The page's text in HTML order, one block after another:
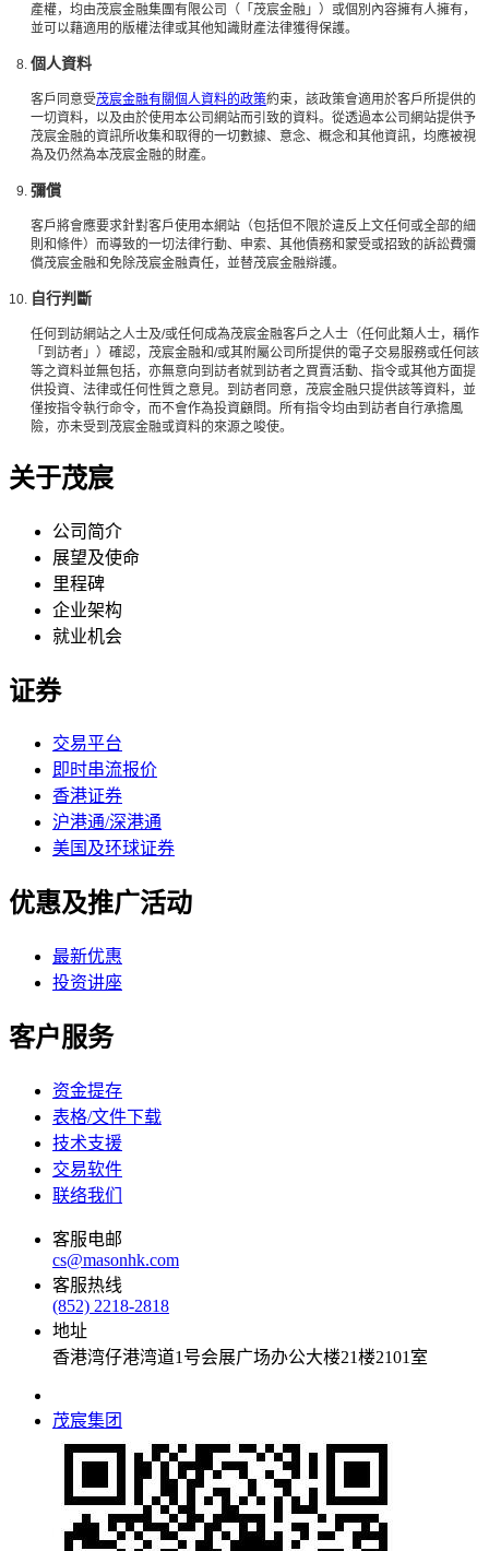
產權，均由茂宸金融集團有限公司（「茂宸金融」）或個別內容擁有人擁有，
並可以藉適用的版權法律或其他知識財產法律獲得保護。
個人資料
客戶同意受茂宸金融有關個人資料的政策約束，該政策會適用於客戶所提供的
一切資料，以及由於使用本公司網站而引致的資料。從透過本公司網站提供予
茂宸金融的資訊所收集和取得的一切數據、意念、概念和其他資訊，均應被視
為及仍然為本茂宸金融的財產。
彌償
客戶將會應要求針對客戶使用本網站（包括但不限於違反上文任何或全部的細
則和條件）而導致的一切法律行動、申索、其他債務和蒙受或招致的訴訟費彌
償茂宸金融和免除茂宸金融責任，並替茂宸金融辯護。
自行判斷
任何到訪網站之人士及/或任何成為茂宸金融客戶之人士（任何此類人士，稱作
「到訪者」）確認，茂宸金融和/或其附屬公司所提供的電子交易服務或任何該
等之資料並無包括，亦無意向到訪者就到訪者之買賣活動、指令或其他方面提
供投資、法律或任何性質之意見。到訪者同意，茂宸金融只提供該等資料，並
僅按指令執行命令，而不會作為投資顧問。所有指令均由到訪者自行承擔風
險，亦未受到茂宸金融或資料的來源之唆使。
关于茂宸
公司简介
展望及使命
里程碑
企业架构
就业机会
证券
交易平台
即时串流报价
香港证券
沪港通/深港通
美国及环球证券
优惠及推广活动
最新优惠
投资讲座
客户服务
资金提存
表格/文件下载
技术支援
交易软件
联络我们
客服电邮
cs@masonhk.com
客服热线
(852) 2218-2818
地址
香港湾仔港湾道1号会展广场办公大楼21楼2101室
茂宸集团